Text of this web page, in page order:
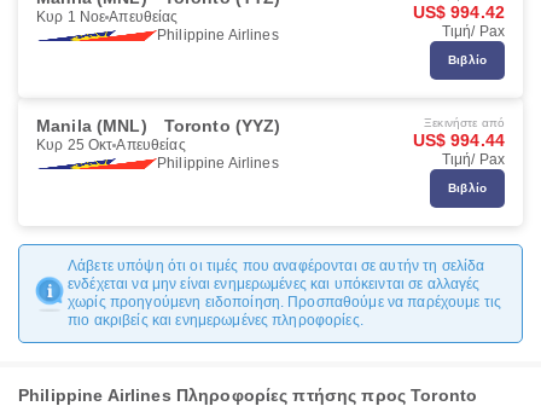
Κυρ 1 Νοε Απευθείας
Philippine Airlines
US$ 994.42
Τιμή/ Pax
Βιβλίο
Manila (MNL) Toronto (YYZ)
Κυρ 25 Οκτ Απευθείας
Philippine Airlines
Ξεκινήστε από
US$ 994.44
Τιμή/ Pax
Βιβλίο
Λάβετε υπόψη ότι οι τιμές που αναφέρονται σε αυτήν τη σελίδα
ενδέχεται να μην είναι ενημερωμένες και υπόκεινται σε αλλαγές
χωρίς προηγούμενη ειδοποίηση. Προσπαθούμε να παρέχουμε τις
πιο ακριβείς και ενημερωμένες πληροφορίες.
Philippine Airlines Πληροφορίες πτήσης προς Toronto